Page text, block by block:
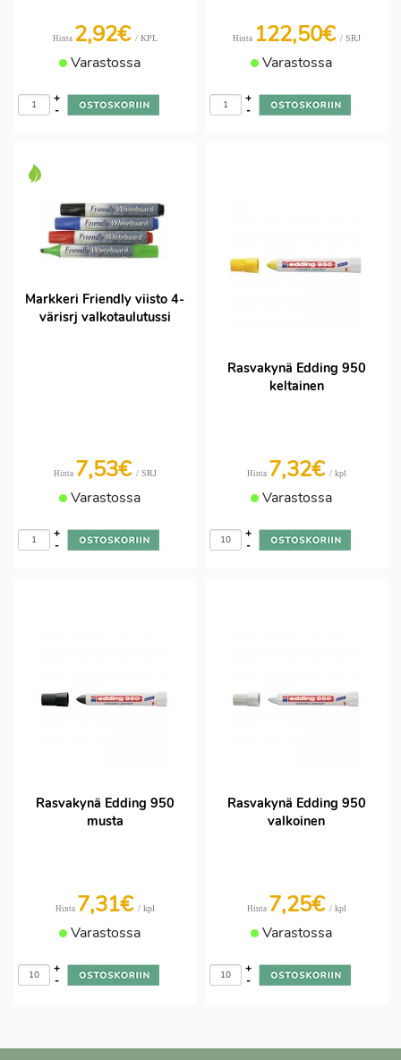
Hinta 2,92€ / KPL
Varastossa
-
+
Hinta 122,50€ / SRJ
Varastossa
-
+
Markkeri Friendly viisto 4-
värisrj valkotaulutussi
Hinta 7,53€ / SRJ
Varastossa
-
+
Rasvakynä Edding 950
keltainen
Hinta 7,32€ / kpl
Varastossa
-
+
Rasvakynä Edding 950
musta
Hinta 7,31€ / kpl
Varastossa
-
+
Rasvakynä Edding 950
valkoinen
Hinta 7,25€ / kpl
Varastossa
-
+